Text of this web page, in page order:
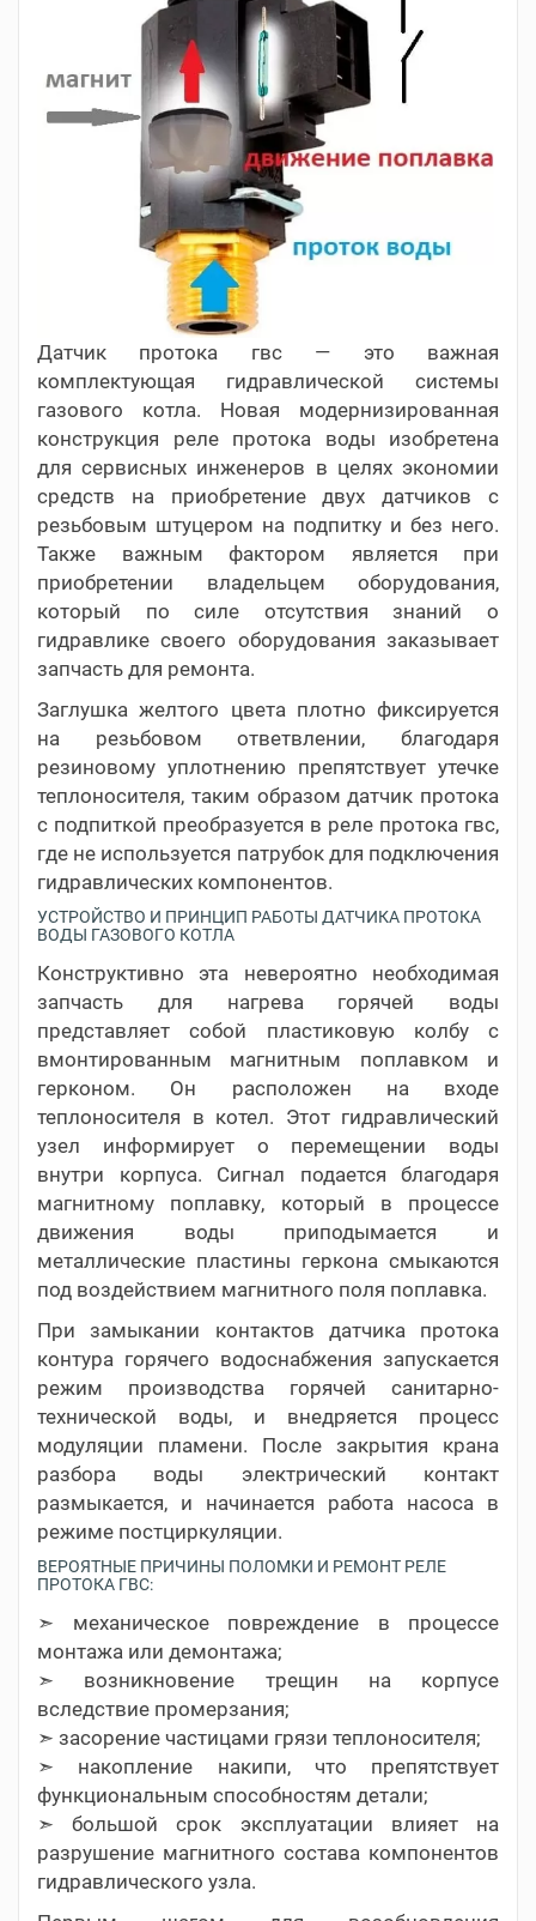
Датчик протока гвс — это важная
комплектующая гидравлической системы
газового котла. Новая модернизированная
конструкция реле протока воды изобретена
для сервисных инженеров в целях экономии
средств на приобретение двух датчиков с
резьбовым штуцером на подпитку и без него.
Также важным фактором является при
приобретении владельцем оборудования,
который по силе отсутствия знаний о
гидравлике своего оборудования заказывает
запчасть для ремонта.
Заглушка желтого цвета плотно фиксируется
на резьбовом ответвлении, благодаря
резиновому уплотнению препятствует утечке
теплоносителя, таким образом датчик протока
с подпиткой преобразуется в реле протока гвс,
где не используется патрубок для подключения
гидравлических компонентов.
УСТРОЙСТВО И ПРИНЦИП РАБОТЫ ДАТЧИКА ПРОТОКА
ВОДЫ ГАЗОВОГО КОТЛА
Конструктивно эта невероятно необходимая
запчасть для нагрева горячей воды
представляет собой пластиковую колбу с
вмонтированным магнитным поплавком и
герконом. Он расположен на входе
теплоносителя в котел. Этот гидравлический
узел информирует о перемещении воды
внутри корпуса. Сигнал подается благодаря
магнитному поплавку, который в процессе
движения воды приподымается и
металлические пластины геркона смыкаются
под воздействием магнитного поля поплавка.
При замыкании контактов датчика протока
контура горячего водоснабжения запускается
режим производства горячей санитарно-
технической воды, и внедряется процесс
модуляции пламени. После закрытия крана
разбора воды электрический контакт
размыкается, и начинается работа насоса в
режиме постциркуляции.
ВЕРОЯТНЫЕ ПРИЧИНЫ ПОЛОМКИ И РЕМОНТ РЕЛЕ
ПРОТОКА ГВС:
➣ механическое повреждение в процессе
монтажа или демонтажа;
➣ возникновение трещин на корпусе
вследствие промерзания;
➣ засорение частицами грязи теплоносителя;
➣ накопление накипи, что препятствует
функциональным способностям детали;
➣ большой срок эксплуатации влияет на
разрушение магнитного состава компонентов
гидравлического узла.